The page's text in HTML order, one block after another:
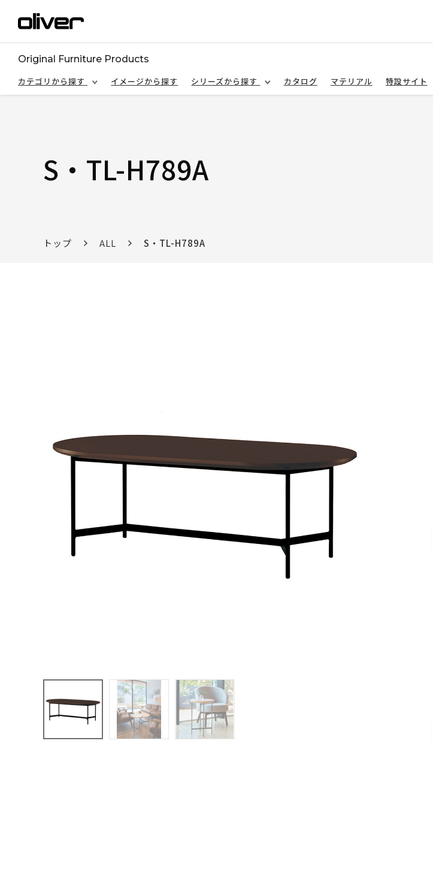
Original Furniture Products
カテゴリから探す
イメージから探す シリーズから探す カタログ マテリアル 特設サイト
S・TL-H789A
トップ ALL S・TL-H789A